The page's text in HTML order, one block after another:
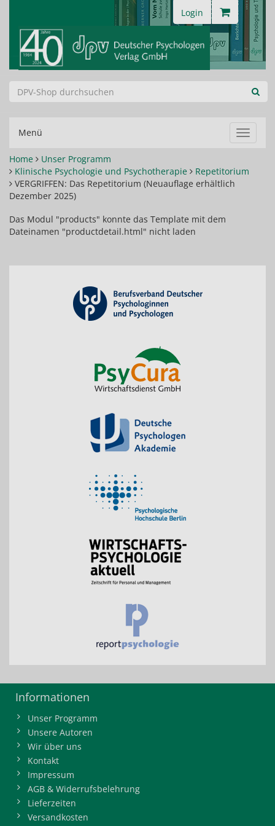
Login
Menü
ein-/
Home
Unser Programm
Klinische Psychologie und Psychotherapie
Repetitorium
VERGRIFFEN: Das Repetitorium (Neuauflage erhältlich
Dezember 2025)
Das Modul "products" konnte das Template mit dem
Dateinamen "productdetail.html" nicht laden
Informationen
Unser Programm
Unsere Autoren
Wir über uns
Kontakt
Impressum
AGB & Widerrufsbelehrung
Lieferzeiten
Versandkosten